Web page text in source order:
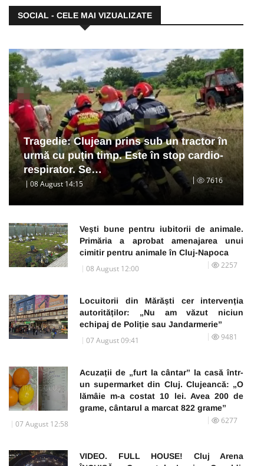
SOCIAL - CELE MAI VIZUALIZATE
Tragedie: Clujean prins sub un tractor în
urmă cu puțin timp. Este în stop cardio-
respirator. Se…
08 August 14:15 7616
Vești bune pentru iubitorii de animale.
Primăria a aprobat amenajarea unui
cimitir pentru animale în Cluj-Napoca
08 August 12:00 2257
Locuitorii din Mărăști cer intervenția
autorităților: „Nu am văzut niciun
echipaj de Poliție sau Jandarmerie”
07 August 09:41 9481
Acuzații de „furt la cântar” la casă într-
un supermarket din Cluj. Clujeancă: „O
lămâie m-a costat 10 lei. Avea 200 de
grame, cântarul a marcat 822 grame”
07 August 12:58 6277
VIDEO. FULL HOUSE! Cluj Arena